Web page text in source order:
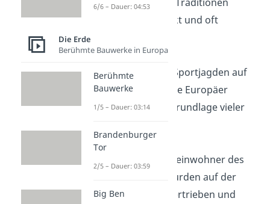
wurden unterdrückt und oft
verboten.
Büffeljagd:
Durch Sportjagden auf
Büffel zerstörten die Europäer
gezielt die Lebensgrundlage vieler
Die Ureinwohner des
großen Beckens wurden auf der
Suche nach Gold vertrieben und
6/6 – Dauer: 04:53
Die Erde
Berühmte Bauwerke in Europa
Berühmte
Bauwerke
1/5 – Dauer: 03:14
Brandenburger
Tor
2/5 – Dauer: 03:59
Big Ben